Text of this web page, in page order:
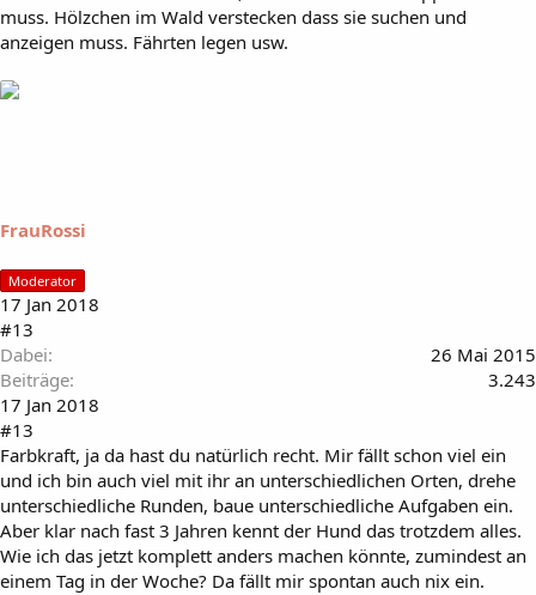
muss. Hölzchen im Wald verstecken dass sie suchen und
anzeigen muss. Fährten legen usw.
FrauRossi
Moderator
17 Jan 2018
#13
Dabei
26 Mai 2015
Beiträge
3.243
17 Jan 2018
#13
Farbkraft, ja da hast du natürlich recht. Mir fällt schon viel ein
und ich bin auch viel mit ihr an unterschiedlichen Orten, drehe
unterschiedliche Runden, baue unterschiedliche Aufgaben ein.
Aber klar nach fast 3 Jahren kennt der Hund das trotzdem alles.
Wie ich das jetzt komplett anders machen könnte, zumindest an
einem Tag in der Woche? Da fällt mir spontan auch nix ein.